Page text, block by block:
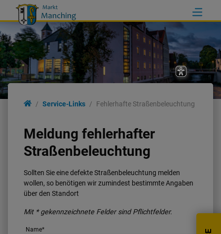
Service-Links Fehlerhafte Straßenbeleuchtung
Meldung fehlerhafter
Straßenbeleuchtung
Sollten Sie eine defekte Straßenbeleuchtung melden
wollen, so benötigen wir zumindest bestimmte Angaben
über den Standort
Mit * gekennzeichnete Felder sind Pflichtfelder.
Name*